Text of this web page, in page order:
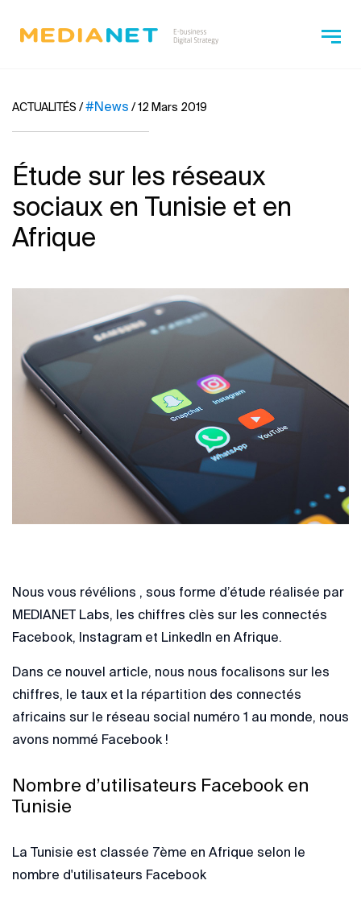
ACTUALITÉS /#News /12 Mars 2019
Étude sur les réseaux
sociaux en Tunisie et en
Afrique
Nous vous révélions , sous forme d’étude réalisée par
MEDIANET Labs, les chiffres clès sur les connectés
Facebook, Instagram et LinkedIn en Afrique.
Dans ce nouvel article, nous nous focalisons sur les
chiffres, le taux et la répartition des connectés
africains sur le réseau social numéro 1 au monde, nous
avons nommé Facebook !
Nombre d’utilisateurs Facebook en
Tunisie
La Tunisie est classée 7ème en Afrique selon le
nombre d'utilisateurs Facebook